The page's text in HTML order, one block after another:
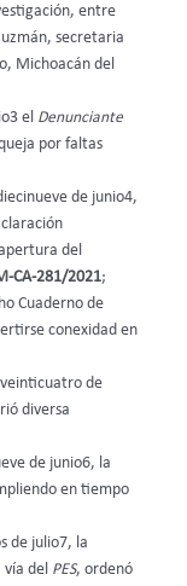
entre
secretaria
Michoacán del
el Denunciante
por faltas
de junio4,
del
CA-281/2021;
Cuaderno de
conexidad en
de
diversa
de junio6, la
en tiempo
de julio7, la
del PES, ordenó